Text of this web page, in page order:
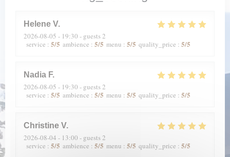
Helene V
2026-08-05 - 19:30 - guests 2
service : 5/5 ambience : 5/5 menu : 5/5 quality_price : 5/5
Nadia F
2026-08-05 - 19:30 - guests 2
service : 5/5 ambience : 5/5 menu : 5/5 quality_price : 5/5
Christine V
2026-08-04 - 13:00 - guests 2
service : 5/5 ambience : 5/5 menu : 5/5 quality_price : 5/5